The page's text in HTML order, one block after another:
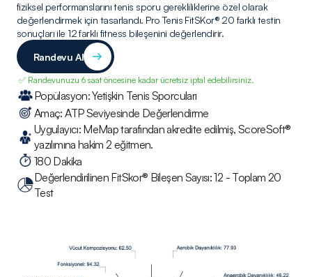
fiziksel performanslarını tenis sporu gerekliliklerine özel olarak
değerlendirmek için tasarlandı. Pro Tenis FitSKor® 20 farklı testin
sonuçları ile 12 farklı fitness bileşenini değerlendirir.
Randevu Al
✅ Randevunuzu 6 saat öncesine kadar ücretsiz iptal edebilirsiniz.
Popülasyon: Yetişkin Tenis Sporcuları
Amaç: ATP Seviyesinde Değerlendirme
Uygulayıcı: MeMap tarafından akredite edilmiş, ScoreSoft®
yazılımına hakim 2 eğitmen.
180 Dakika
Değerlendirilinen FitSkor® Bileşen Sayısı: 12 - Toplam 20
Test